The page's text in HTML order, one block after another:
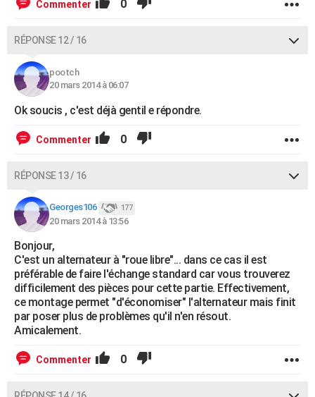
Commenter 0
RÉPONSE 12 / 16
pootch
20 mars 2014 à 06:07
Ok soucis , c'est déjà gentil e répondre.
Commenter 0
RÉPONSE 13 / 16
Georges106 177
20 mars 2014 à 13:56
Bonjour,
C'est un alternateur à "roue libre"... dans ce cas il est
préférable de faire l'échange standard car vous trouverez
difficilement des pièces pour cette partie. Effectivement,
ce montage permet "d'économiser" l'alternateur mais finit
par poser plus de problèmes qu'il n'en résout.
Amicalement.
Commenter 0